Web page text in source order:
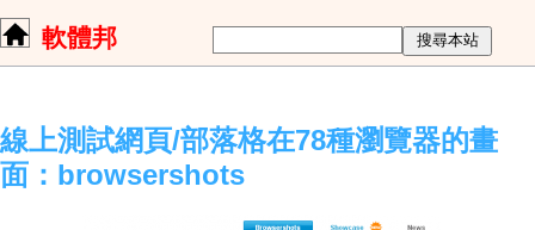
軟體邦
線上測試網頁/部落格在78種瀏覽器的畫
面：browsershots